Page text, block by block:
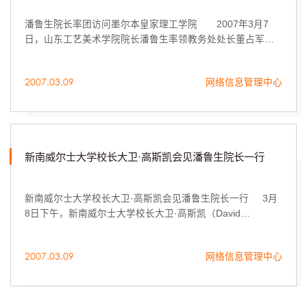
潘鲁生院长率团访问墨尔本皇家理工学院 2007年3月7
日，山东工艺美术学院院长潘鲁生率领教务处处长董占军、
2007.03.09 网络信息管理中心
新南威尔士大学校长大卫·高斯凯会见潘鲁生院长一行
新南威尔士大学校长大卫·高斯凯会见潘鲁生院长一行 3月
8日下午，新南威尔士大学校长大卫·高斯凯（David
2007.03.09 网络信息管理中心